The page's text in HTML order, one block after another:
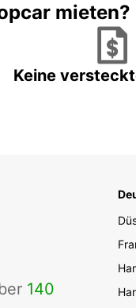
mieten?
Keine
140